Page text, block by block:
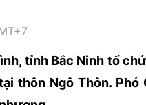
tỉnh Bắc Ninh tổ
thôn Ngô Thôn.